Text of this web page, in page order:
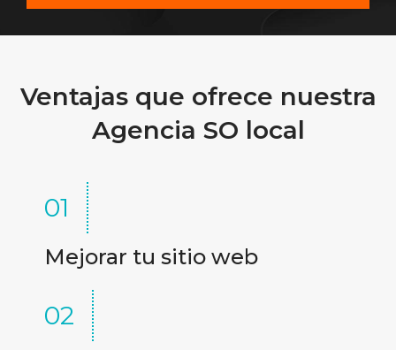
Ventajas que ofrece nuestra
Agencia SO local
01
Mejorar tu sitio web
02